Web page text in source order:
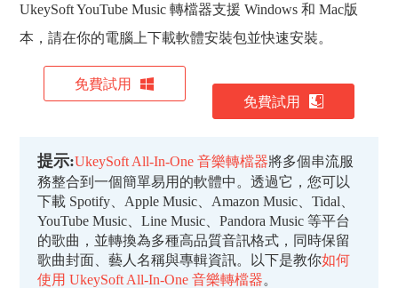
UkeySoft YouTube Music 轉檔器支援 Windows 和 Mac版
本，請在你的電腦上下載軟體安裝包並快速安裝。
免費試用
免費試用
提示:UkeySoft All-In-One 音樂轉檔器將多個串流服
務整合到一個簡單易用的軟體中。透過它，您可以
下載 Spotify、Apple Music、Amazon Music、Tidal、
YouTube Music、Line Music、Pandora Music 等平台
的歌曲，並轉換為多種高品質音訊格式，同時保留
歌曲封面、藝人名稱與專輯資訊。以下是教你如何
使用 UkeySoft All-In-One 音樂轉檔器。